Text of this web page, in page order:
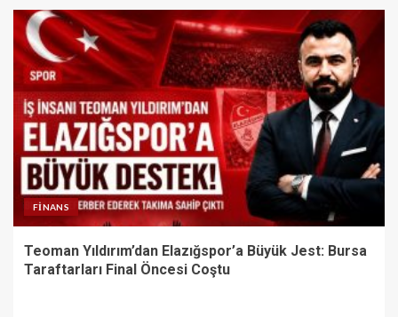
FINANS
Teoman Yıldırım’dan Elazığspor’a Büyük Jest: Bursa
Taraftarları Final Öncesi Coştu